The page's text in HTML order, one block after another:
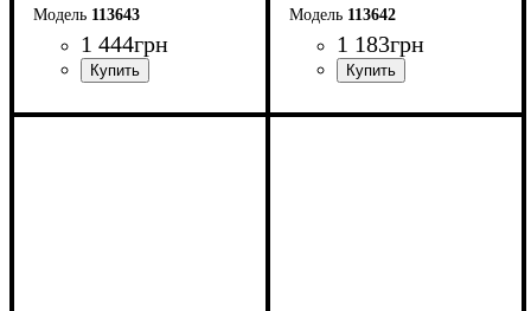
113643
1 444грн
113642
1 183грн